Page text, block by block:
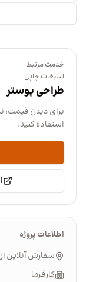
خدمت مرتبط
تبلیغات چاپی
طراحی پوستر
برای دیدن قیمت،
استفاده کنید.
اطلاعات پروژه
سفارش آنلاین از
کارفرما